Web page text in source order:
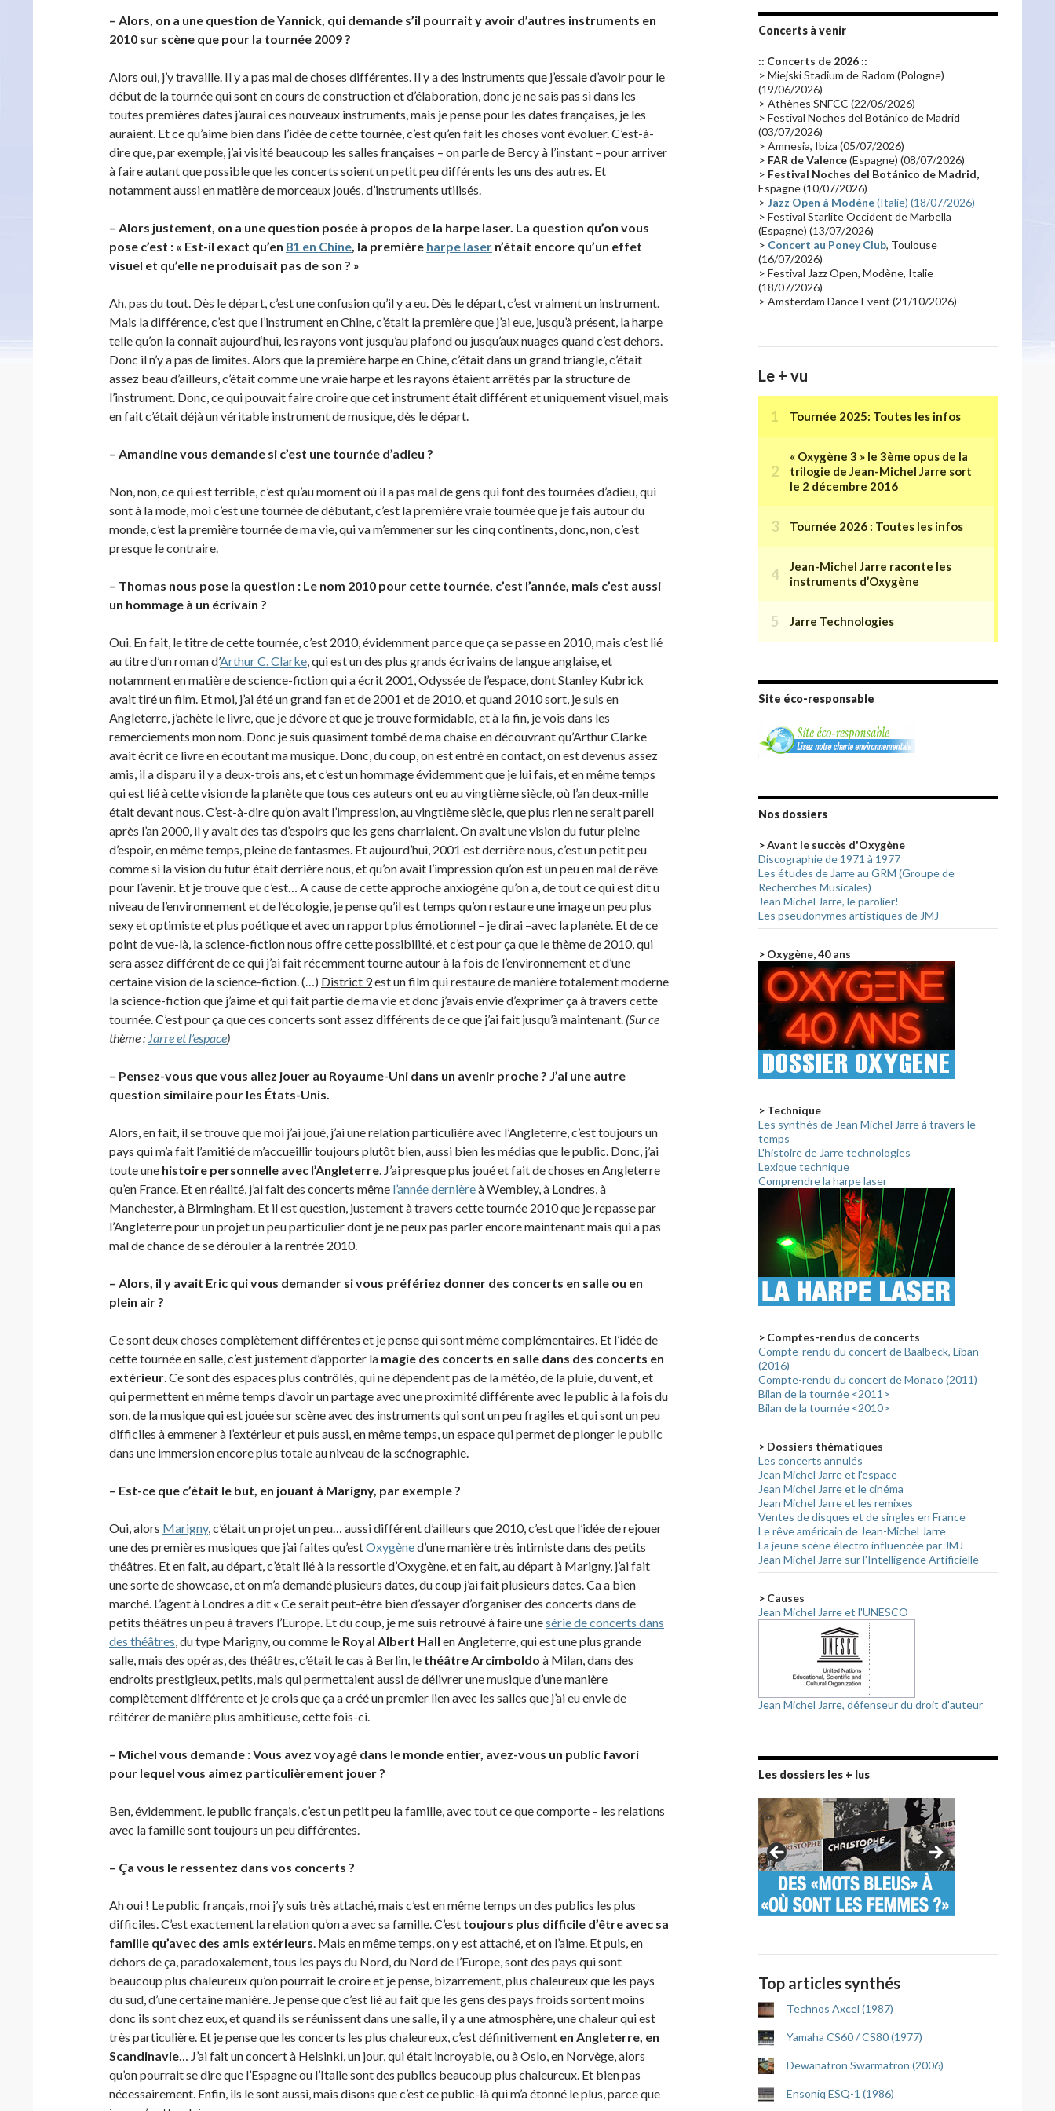
– Alors, on a une question de Yannick, qui demande s’il pourrait y avoir d’autres instruments en
2010 sur scène que pour la tournée 2009 ?
Alors oui, j’y travaille. Il y a pas mal de choses différentes. Il y a des instruments que j’essaie d’avoir pour le
début de la tournée qui sont en cours de construction et d’élaboration, donc je ne sais pas si dans les
toutes premières dates j’aurai ces nouveaux instruments, mais je pense pour les dates françaises, je les
auraient. Et ce qu’aime bien dans l’idée de cette tournée, c’est qu’en fait les choses vont évoluer. C’est-à-
dire que, par exemple, j’ai visité beaucoup les salles françaises – on parle de Bercy à l’instant – pour arriver
à faire autant que possible que les concerts soient un petit peu différents les uns des autres. Et
notamment aussi en matière de morceaux joués, d’instruments utilisés.
– Alors justement, on a une question posée à propos de la harpe laser. La question qu’on vous
pose c’est : « Est-il exact qu’en 81 en Chine, la première harpe laser n’était encore qu’un effet
visuel et qu’elle ne produisait pas de son ? »
Ah, pas du tout. Dès le départ, c’est une confusion qu’il y a eu. Dès le départ, c’est vraiment un instrument.
Mais la différence, c’est que l’instrument en Chine, c’était la première que j’ai eue, jusqu’à présent, la harpe
telle qu’on la connaît aujourd‘hui, les rayons vont jusqu’au plafond ou jusqu’aux nuages quand c’est dehors.
Donc il n’y a pas de limites. Alors que la première harpe en Chine, c’était dans un grand triangle, c’était
assez beau d’ailleurs, c’était comme une vraie harpe et les rayons étaient arrêtés par la structure de
l’instrument. Donc, ce qui pouvait faire croire que cet instrument était différent et uniquement visuel, mais
en fait c’était déjà un véritable instrument de musique, dès le départ.
– Amandine vous demande si c’est une tournée d’adieu ?
Non, non, ce qui est terrible, c’est qu’au moment où il a pas mal de gens qui font des tournées d’adieu, qui
sont à la mode, moi c’est une tournée de débutant, c’est la première vraie tournée que je fais autour du
monde, c’est la première tournée de ma vie, qui va m’emmener sur les cinq continents, donc, non, c’est
presque le contraire.
– Thomas nous pose la question : Le nom 2010 pour cette tournée, c’est l’année, mais c’est aussi
un hommage à un écrivain ?
Oui. En fait, le titre de cette tournée, c’est 2010, évidemment parce que ça se passe en 2010, mais c’est lié
au titre d’un roman d’Arthur C. Clarke, qui est un des plus grands écrivains de langue anglaise, et
notamment en matière de science-fiction qui a écrit 2001, Odyssée de l’espace, dont Stanley Kubrick
avait tiré un film. Et moi, j’ai été un grand fan et de 2001 et de 2010, et quand 2010 sort, je suis en
Angleterre, j’achète le livre, que je dévore et que je trouve formidable, et à la fin, je vois dans les
remerciements mon nom. Donc je suis quasiment tombé de ma chaise en découvrant qu’Arthur Clarke
avait écrit ce livre en écoutant ma musique. Donc, du coup, on est entré en contact, on est devenus assez
amis, il a disparu il y a deux-trois ans, et c’est un hommage évidemment que je lui fais, et en même temps
qui est lié à cette vision de la planète que tous ces auteurs ont eu au vingtième siècle, où l’an deux-mille
était devant nous. C’est-à-dire qu’on avait l’impression, au vingtième siècle, que plus rien ne serait pareil
après l’an 2000, il y avait des tas d’espoirs que les gens charriaient. On avait une vision du futur pleine
d’espoir, en même temps, pleine de fantasmes. Et aujourd’hui, 2001 est derrière nous, c’est un petit peu
comme si la vision du futur était derrière nous, et qu’on avait l’impression qu’on est un peu en mal de rêve
pour l’avenir. Et je trouve que c’est… A cause de cette approche anxiogène qu’on a, de tout ce qui est dit u
niveau de l’environnement et de l’écologie, je pense qu’il est temps qu’on restaure une image un peu plus
sexy et optimiste et plus poétique et avec un rapport plus émotionnel – je dirai –avec la planète. Et de ce
point de vue-là, la science-fiction nous offre cette possibilité, et c’est pour ça que le thème de 2010, qui
sera assez différent de ce qui j’ai fait récemment tourne autour à la fois de l’environnement et d’une
certaine vision de la science-fiction. (…) District 9est un film qui restaure de manière totalement moderne
la science-fiction que j’aime et qui fait partie de ma vie et donc j’avais envie d’exprimer ça à travers cette
tournée. C’est pour ça que ces concerts sont assez différents de ce que j’ai fait jusqu’à maintenant. (Sur ce
thème : Jarre et l’espace)
– Pensez-vous que vous allez jouer au Royaume-Uni dans un avenir proche ? J’ai une autre
question similaire pour les États-Unis.
Alors, en fait, il se trouve que moi j’ai joué, j’ai une relation particulière avec l’Angleterre, c’est toujours un
pays qui m’a fait l’amitié de m’accueillir toujours plutôt bien, aussi bien les médias que le public. Donc, j’ai
toute une histoire personnelle avec l’Angleterre. J’ai presque plus joué et fait de choses en Angleterre
qu’en France. Et en réalité, j’ai fait des concerts même l’année dernièreà Wembley, à Londres, à
Manchester, à Birmingham. Et il est question, justement à travers cette tournée 2010 que je repasse par
l’Angleterre pour un projet un peu particulier dont je ne peux pas parler encore maintenant mais qui a pas
mal de chance de se dérouler à la rentrée 2010.
– Alors, il y avait Eric qui vous demander si vous préfériez donner des concerts en salle ou en
plein air ?
Ce sont deux choses complètement différentes et je pense qui sont même complémentaires. Et l’idée de
cette tournée en salle, c’est justement d’apporter la magie des concerts en salle dans des concerts en
extérieur. Ce sont des espaces plus contrôlés, qui ne dépendent pas de la météo, de la pluie, du vent, et
qui permettent en même temps d’avoir un partage avec une proximité différente avec le public à la fois du
son, de la musique qui est jouée sur scène avec des instruments qui sont un peu fragiles et qui sont un peu
difficiles à emmener à l’extérieur et puis aussi, en même temps, un espace qui permet de plonger le public
dans une immersion encore plus totale au niveau de la scénographie.
– Est-ce que c’était le but, en jouant à Marigny, par exemple ?
Oui, alors Marigny, c’était un projet un peu… aussi différent d’ailleurs que 2010, c’est que l’idée de rejouer
une des premières musiques que j’ai faites qu’estOxygèned’une manière très intimiste dans des petits
théâtres. Et en fait, au départ, c’était lié à la ressortie d’Oxygène, et en fait, au départ à Marigny, j’ai fait
une sorte de showcase, et on m’a demandé plusieurs dates, du coup j’ai fait plusieurs dates. Ca a bien
marché. L’agent à Londres a dit « Ce serait peut-être bien d’essayer d’organiser des concerts dans de
petits théâtres un peu à travers l’Europe. Et du coup, je me suis retrouvé à faire unesérie de concerts dans
des théâtres, du type Marigny, ou comme le Royal Albert Hall en Angleterre, qui est une plus grande
salle, mais des opéras, des théâtres, c’était le cas à Berlin, le théâtre Arcimboldo à Milan, dans des
endroits prestigieux, petits, mais qui permettaient aussi de délivrer une musique d’une manière
complètement différente et je crois que ça a créé un premier lien avec les salles que j’ai eu envie de
réitérer de manière plus ambitieuse, cette fois-ci.
– Michel vous demande : Vous avez voyagé dans le monde entier, avez-vous un public favori
pour lequel vous aimez particulièrement jouer ?
Ben, évidemment, le public français, c’est un petit peu la famille, avec tout ce que comporte – les relations
avec la famille sont toujours un peu différentes.
– Ça vous le ressentez dans vos concerts ?
Ah oui ! Le public français, moi j’y suis très attaché, mais c’est en même temps un des publics les plus
difficiles. C’est exactement la relation qu’on a avec sa famille. C’est toujours plus difficile d’être avec sa
famille qu’avec des amis extérieurs. Mais en même temps, on y est attaché, et on l’aime. Et puis, en
dehors de ça, paradoxalement, tous les pays du Nord, du Nord de l’Europe, sont des pays qui sont
beaucoup plus chaleureux qu’on pourrait le croire et je pense, bizarrement, plus chaleureux que les pays
du sud, d’une certaine manière. Je pense que c’est lié au fait que les gens des pays froids sortent moins
donc ils sont chez eux, et quand ils se réunissent dans une salle, il y a une atmosphère, une chaleur qui est
très particulière. Et je pense que les concerts les plus chaleureux, c’est définitivement en Angleterre, en
Scandinavie… J’ai fait un concert à Helsinki, un jour, qui était incroyable, ou à Oslo, en Norvège, alors
qu’on pourrait se dire que l’Espagne ou l’Italie sont des publics beaucoup plus chaleureux. Et bien pas
nécessairement. Enfin, ils le sont aussi, mais disons que c’est ce public-là qui m’a étonné le plus, parce que
Promo 2019
Emissions 2010 Disques rares
Synthé 70's(20)
Claviériste(19) Groupe de Recherche Musicale
France 2 (18)
Critique(17) Coffret(17) Chronologie(16)
Passages radio(16)
Synthé 80's(16) Les concerts en Chine (16)
Cinéma(16) Houston
Synthé Roland Belgique
Récompense(14) Collaborations 70's(14)
Astronomie(14) France Inter(14)
Concerts à venir
:: Concerts de 2026 ::
> Miejski Stadium de Radom (Pologne)
(19/06/2026)
> Athènes SNFCC (22/06/2026)
> Festival Noches del Botánico de Madrid
(03/07/2026)
> Amnesia, Ibiza (05/07/2026)
> FAR de Valence(Espagne) (08/07/2026)
> Festival Noches del Botánico de Madrid,
Espagne (10/07/2026)
> Jazz Open à Modène(Italie) (18/07/2026)
> Festival Starlite Occident de Marbella
(Espagne) (13/07/2026)
> Concert au Poney Club, Toulouse
(16/07/2026)
> Festival Jazz Open, Modène, Italie
(18/07/2026)
> Amsterdam Dance Event (21/10/2026)
Le + vu
Site éco-responsable
Nos dossiers
> Avant le succès d'Oxygène
Discographie de 1971 à 1977
Les études de Jarre au GRM (Groupe de
Recherches Musicales)
Jean Michel Jarre, le parolier!
Les pseudonymes artistiques de JMJ
> Oxygène, 40 ans
> Technique
Les synthés de Jean Michel Jarre à travers le
temps
L'histoire de Jarre technologies
Lexique technique
Comprendre la harpe laser
> Comptes-rendus de concerts
Compte-rendu du concert de Baalbeck, Liban
(2016)
Compte-rendu du concert de Monaco (2011)
Bilan de la tournée <2011>
Bilan de la tournée <2010>
> Dossiers thématiques
Les concerts annulés
Jean Michel Jarre et l'espace
Jean Michel Jarre et le cinéma
Jean Michel Jarre et les remixes
Ventes de disques et de singles en France
Le rêve américain de Jean-Michel Jarre
La jeune scène électro influencée par JMJ
Jean Michel Jarre sur l'Intelligence Artificielle
> Causes
Jean Michel Jarre et l'UNESCO
Jean Michel Jarre, défenseur du droit d'auteur
Les dossiers les + lus
Top articles synthés
Technos Axcel (1987)
Yamaha CS60 / CS80 (1977)
Dewanatron Swarmatron (2006)
Ensoniq ESQ-1 (1986)